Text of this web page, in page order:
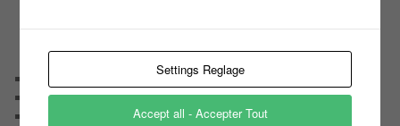
Contact
Settings Reglage
Accept all - Accepter Tout